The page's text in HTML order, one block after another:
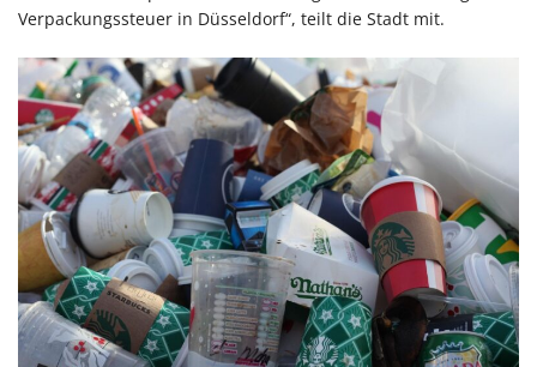
Verpackungssteuer in Düsseldorf“, teilt die Stadt mit.